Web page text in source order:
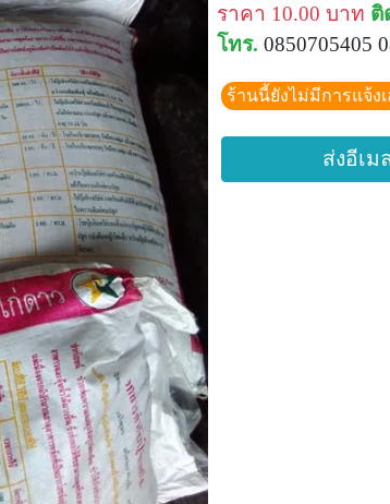
ราคา 10.00 บาท ติ
โทร. 0850705405
ร้านนี้ยังไม่มีการแจ้ง
ส่งอีเม